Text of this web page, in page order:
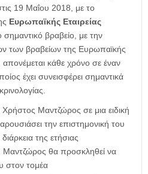
19 Μαΐου 2018, με το
Ευρωπαϊκής Εταιρείας
σημαντικό βραβείο, με την
των βραβείων της Ευρωπαϊκής
απονέμεται κάθε χρόνο σε έναν
έχει συνεισφέρει σημαντικά
Μαντζώρος σε μια ειδική
την επιστημονική του
της ετήσιας
θα προσκληθεί να
στον τομέα